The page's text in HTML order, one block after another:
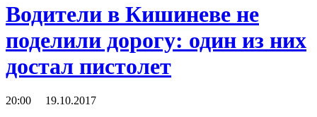
Водители в Кишиневе не
поделили дорогу: один из них
достал пистолет
20:00 19.10.2017